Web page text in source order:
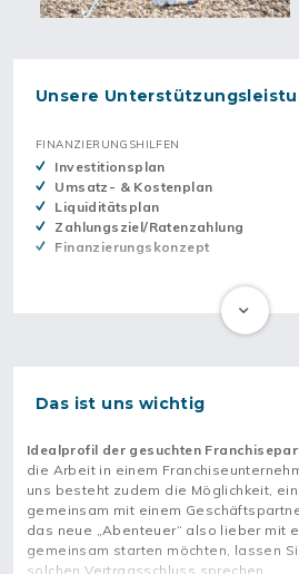
Unsere
FINANZIERUNGSHILFEN
Investitionsplan
Umsatz- & Kostenplan
Liquiditätsplan
Zahlungsziel/Ratenzahlung
Finanzierungskonzept
Intranet/Computervernetzung
Zentraler/gemeinsamer Einkauf
Controlling/Betriebsvergleiche
Personalberatung
Franchise-Nehmer-Beirat
Gebiets-/Konkurrenzschutz
Buchführung
Das ist uns wichtig
Idealprofil der gesuchten
die Arbeit in einem
uns besteht zudem die Möglichkeit,
gemeinsam mit einem
das neue „Abenteuer“ also lieber mit
gemeinsam starten möchten, lassen
solchen Vertragsschluss sprechen.